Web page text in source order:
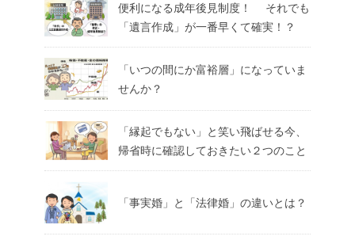
便利になる成年後見制度！ それでも
「遺言作成」が一番早くて確実！？
「いつの間にか富裕層」になっていま
せんか？
「縁起でもない」と笑い飛ばせる今、
帰省時に確認しておきたい２つのこと
「事実婚」と「法律婚」の違いとは？